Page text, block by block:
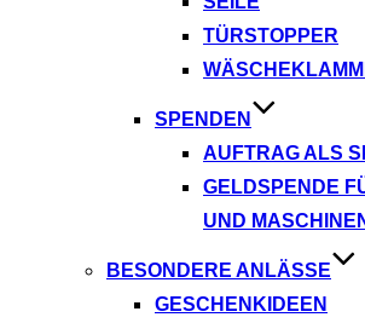
TÜRSTOPPER
SPENDEN
AUFTRAG ALS
GELDSPENDE
UND
BESONDERE ANLÄSSE
GESCHENKIDEEN